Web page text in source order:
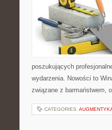
poszukujących
wydarzenia. Nowości to
związane z barmaństwem,
CATEGORIES: